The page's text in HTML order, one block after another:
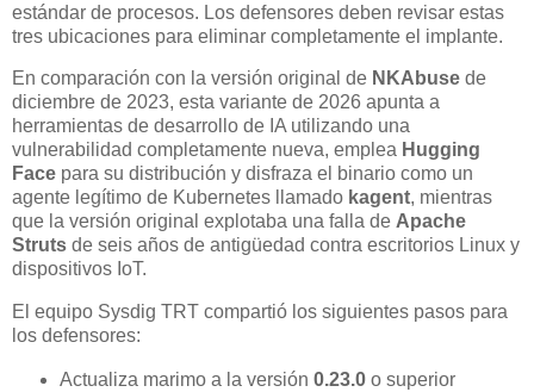
estándar de procesos. Los defensores deben revisar estas
tres ubicaciones para eliminar completamente el implante.
En comparación con la versión original de NKAbuse de
diciembre de 2023, esta variante de 2026 apunta a
herramientas de desarrollo de IA utilizando una
vulnerabilidad completamente nueva, emplea Hugging
Face para su distribución y disfraza el binario como un
agente legítimo de Kubernetes llamado kagent, mientras
que la versión original explotaba una falla de Apache
Struts de seis años de antigüedad contra escritorios Linux y
dispositivos IoT.
El equipo Sysdig TRT compartió los siguientes pasos para
los defensores:
Actualiza marimo a la versión 0.23.0o superior